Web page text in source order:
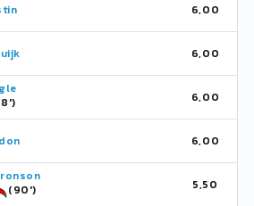
6,00
6,00
6,00
6,00
(90')
5,50